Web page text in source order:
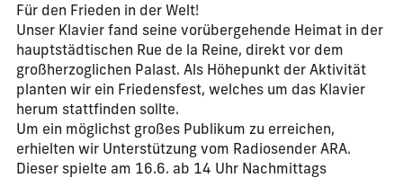
Für den Frieden in der Welt!
Unser Klavier fand seine vorübergehende Heimat in der
hauptstädtischen Rue de la Reine, direkt vor dem
großherzoglichen Palast. Als Höhepunkt der Aktivität
planten wir ein Friedensfest, welches um das Klavier
herum stattfinden sollte.
Um ein möglichst großes Publikum zu erreichen,
erhielten wir Unterstützung vom Radiosender ARA.
Dieser spielte am 16.6. ab 14 Uhr Nachmittags